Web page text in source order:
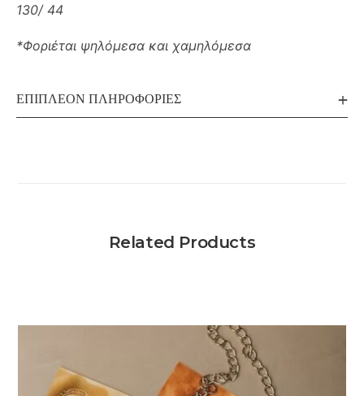
130/ 44
*Φοριέται ψηλόμεσα και χαμηλόμεσα
ΕΠΙΠΛΈΟΝ ΠΛΗΡΟΦΟΡΊΕΣ
Related Products